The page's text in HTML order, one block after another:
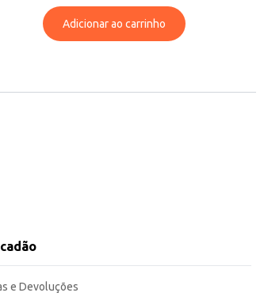
Adicionar ao carrinho
e Devoluções